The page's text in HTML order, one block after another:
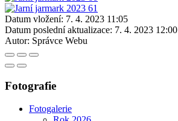
Datum vložení: 7. 4. 2023 11:05
Datum poslední aktualizace: 7. 4. 2023 12:00
Autor: Správce Webu
Fotografie
Fotogalerie